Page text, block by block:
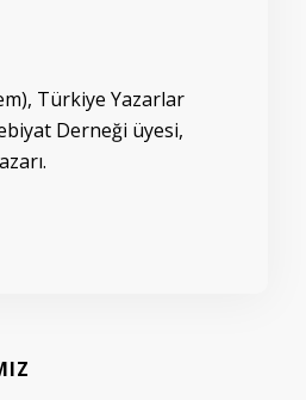
Türkiye Yazarlar
Derneği üyesi,